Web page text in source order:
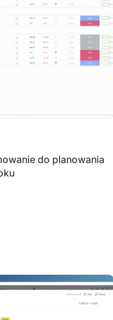
do planowania